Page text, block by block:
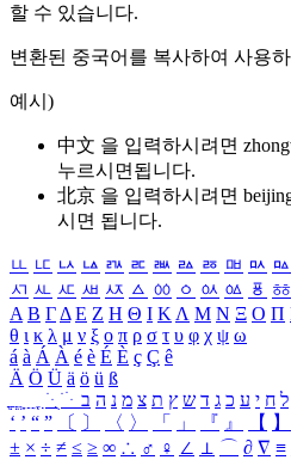
할 수 있습니다.
변환된 중국어를 복사하여 사용
예시)
中文 을 입력하시려면
누르시면됩니다.
北京 을 입력하시려면
시면 됩니다.
ㅥ ㅦ ㅧ ㅨ ㅩ ㅪ ㅫ ㅬ ㅭ ㅮ ㅯ ㅰ
ㅺ ㅻ ㅼ ㅽ ㅾ ㅿ ㆀ ㆁ ㆂ ㆃ ㆄ ㆅ
Α Β ΓΔ Ε Ζ Η Θ Ι ΚΛ Μ Ν Ξ Ο Π
θ ι κ λ μ ν ξ ο π ρ σ τ υ φ χ ψ ω
á à Á À é è É È ç Ç ê
Ä Ö Ü ä ö ü ß
ִֶֹ ֻּ ׁׂ ל ח י ע כ ג ד ש ץ ת צ מ נ ה ב
‘ ’ “ ” 〔 〕 〈 〉 「 」 『 』 【 】
± × ÷ ≠ ≤ ≥ ∞ ∴ ♂ ♀ ∠ ⊥ ⌒ ∂ ∇ ≡